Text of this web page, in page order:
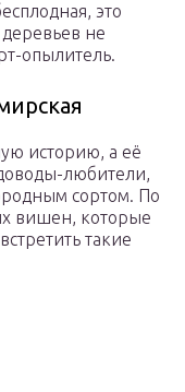
это
деревьев не
опылитель.
историю, а её
любители,
сортом. По
вишен, которые
такие